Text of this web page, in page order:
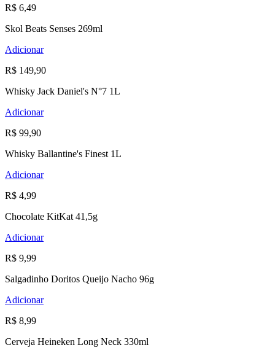
R$ 6,49
Skol Beats Senses 269ml
Adicionar
R$ 149,90
Whisky Jack Daniel's N°7 1L
Adicionar
R$ 99,90
Whisky Ballantine's Finest 1L
Adicionar
R$ 4,99
Chocolate KitKat 41,5g
Adicionar
R$ 9,99
Salgadinho Doritos Queijo Nacho 96g
Adicionar
R$ 8,99
Cerveja Heineken Long Neck 330ml